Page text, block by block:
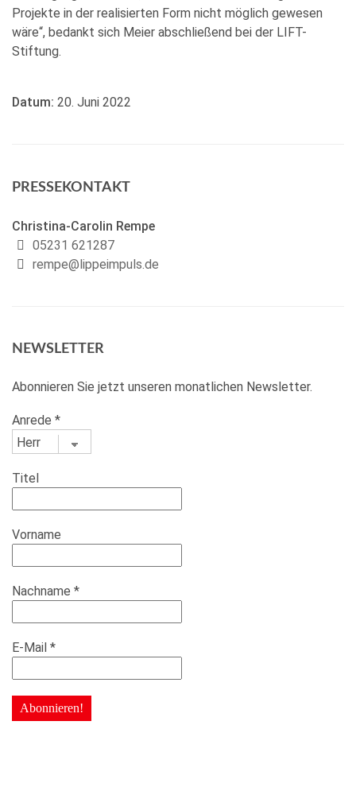
Datum: 20. Juni 2022
PRESSEKONTAKT
Christina-Carolin Rempe
05231 621287
rempe@lippeimpuls.de
NEWSLETTER
Abonnieren Sie jetzt unseren monatlichen Newsletter.
Anrede *
Titel
Vorname
Nachname *
E-Mail *
Projekte in der realisierten Form nicht möglich gewesen
wäre“, bedankt sich Meier abschließend bei der LIFT-
Stiftung.